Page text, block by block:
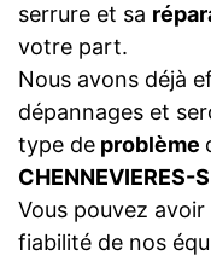
serrure et sa
votre part.
Nous avons déjà
dépannages et
type de problème
Vous pouvez
fiabilité de nos